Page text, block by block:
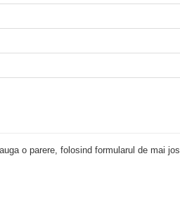
o parere, folosind formularul de mai jos.